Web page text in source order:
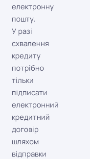
електронну
пошту.
У разі
схвалення
кредиту
потрібно
тільки
підписати
електронний
кредитний
договір
шляхом
відправки